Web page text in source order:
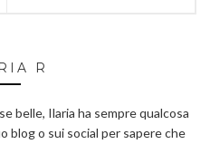
R
belle, Ilaria ha sempre qualcosa
blog o sui social per sapere che